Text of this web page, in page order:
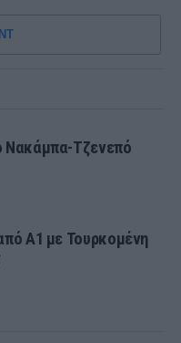
Νακάμπα-Τζενεπό
Α1 με Τουρκομένη